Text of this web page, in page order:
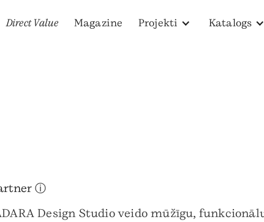
Direct Value Magazine Projekti Katalogs
ⓘ
Design Studio veido mūžīgu,